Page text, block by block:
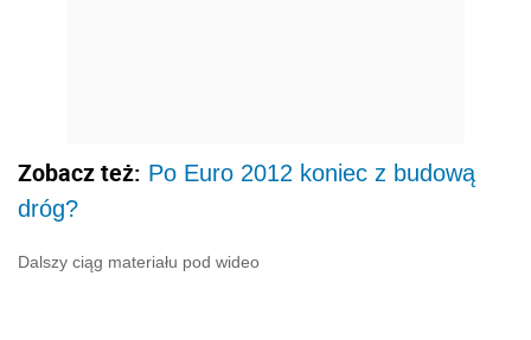
Zobacz też: Po Euro 2012 koniec z budową
dróg?
Dalszy ciąg materiału pod wideo